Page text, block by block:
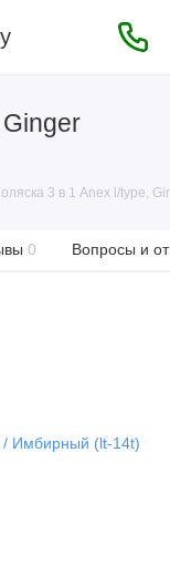
3 в 1 Anex l/type,
0 Вопросы и